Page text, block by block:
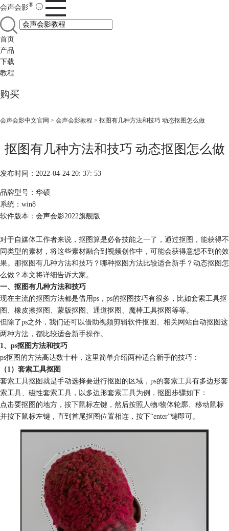
会声会影®
首页
产品
下载
教程
购买
会声会影中文官网 > 会声会影教程 > 抠图有几种方法和技巧 动态抠图怎么做
抠图有几种方法和技巧 动态抠图怎么做
发布时间：2022-04-24 20: 37: 53
品牌型号：华硕
系统：win8
软件版本：会声会影2022旗舰版
对于自媒体工作者来说，抠图算是必备技能之一了，通过抠图，能获得不
同类型的素材，将这些素材融合到视频创作中，可能会获得意想不到的效
果。那抠图有几种方法和技巧？哪种抠图方法比较适合新手？动态抠图怎
么做？本文将详细告诉大家。
一、抠图有几种方法和技巧
现在主流的抠图方法都是借用ps，ps的抠图技巧有很多，比如套索工具抠
图、橡皮擦抠图、蒙版抠图、通道抠图、魔棒工具抠图等等。
但除了ps之外，我们还可以借助视频剪辑软件抠图、相关网站自动抠图这
两种方法，都比较适合新手操作。
1、ps抠图方法和技巧
ps抠图的方法高达数十种，这里简单介绍两种适合新手的技巧：
（1）套索工具抠图
套索工具抠图就是手动选择要进行抠图的区域，ps的套索工具有多边形套
索工具、磁性套索工具，以多边形套索工具为例，抠图步骤如下：
点击要抠图的地方，按下鼠标左键，然后按照人物/物体轮廓、移动鼠标
并按下鼠标左键，直到首尾抠图位置相连，按下“enter”键即可。